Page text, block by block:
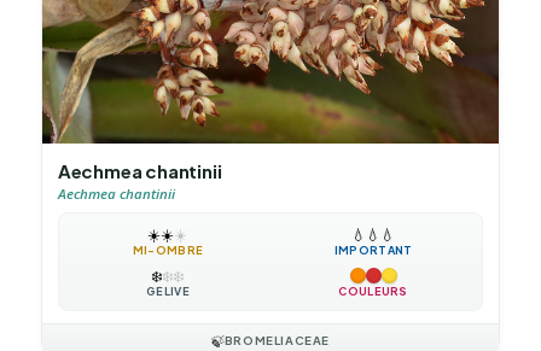
Aechmea chantinii
Aechmea chantinii
☀️☀️☀️
MI-OMBRE
💧 💧 💧
IMPORTANT
❄️❄️❄️
GÉLIVE COULEURS
🍃BROMELIACEAE